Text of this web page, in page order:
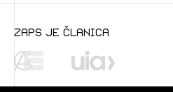
zaps je članica